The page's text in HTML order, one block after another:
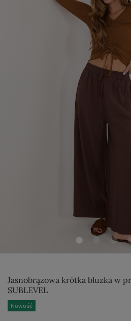
Jasnobrązowa krótka bluzka w
SUBLEVEL
Nowość